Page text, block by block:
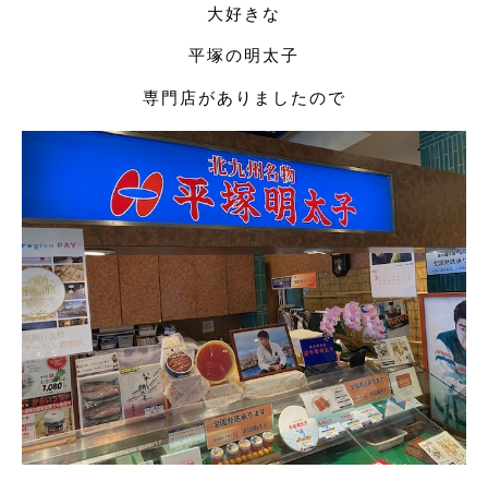
大好きな
平塚の明太子
専門店がありましたので